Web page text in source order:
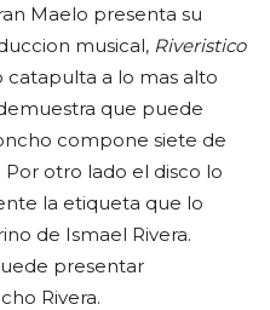
Maelo presenta su
musical, Riveristico
a lo mas alto
que puede
compone siete de
otro lado el disco lo
la etiqueta que lo
de Ismael Rivera.
presentar
Rivera.